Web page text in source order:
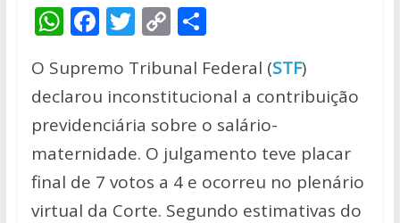
W
at
s
A
p
p
F
e
b
o
o
k
T
itt
er
C
p
y
Li
n
k
S
ar
e
O Supremo Tribunal Federal (STF)
declarou inconstitucional a contribuição
previdenciária sobre o salário-
maternidade. O julgamento teve placar
final de 7 votos a 4 e ocorreu no plenário
virtual da Corte. Segundo estimativas do